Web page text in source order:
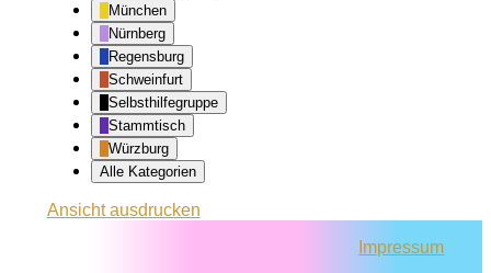
München
Nürnberg
Regensburg
Schweinfurt
Selbsthilfegruppe
Stammtisch
Würzburg
Alle Kategorien
Ansichtausdrucken
Impressum